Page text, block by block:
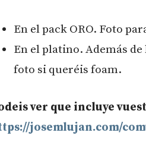
En el pack ORO. Foto
En el platino. Además
foto si queréis foam.
ver que incluye
josemlujan.com/